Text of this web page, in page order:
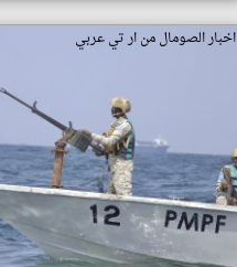
اخبار الصومال من ار تي عربي